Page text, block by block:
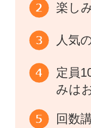
楽し
人気
定員
みは
回数